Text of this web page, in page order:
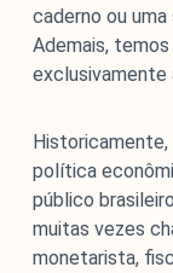
caderno ou
Ademais,
exclusivamente
Historicamente,
política
público
muitas vezes
monetarista,